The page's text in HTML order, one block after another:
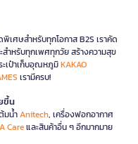
ศษสำหรับทุกโอกาส B2S เราคัด
สำหรับทุกเพศทุกวัย สร้างความสุข
เป๋าเก็บอุณหภูมิKAKAO
เรามีครบ!
ขึ้น
มน้ำAnitech, เครื่องฟอกอากาศ
Careและสินค้าอื่น ๆ อีกมากมาย